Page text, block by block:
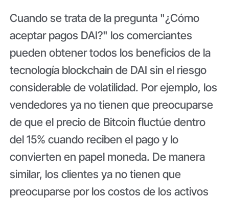
Cuando se trata de la pregunta "¿Cómo
aceptar pagos DAI?" los comerciantes
pueden obtener todos los beneficios de la
tecnología blockchain de DAI sin el riesgo
considerable de volatilidad. Por ejemplo, los
vendedores ya no tienen que preocuparse
de que el precio de Bitcoin fluctúe dentro
del 15% cuando reciben el pago y lo
convierten en papel moneda. De manera
similar, los clientes ya no tienen que
preocuparse por los costos de los activos